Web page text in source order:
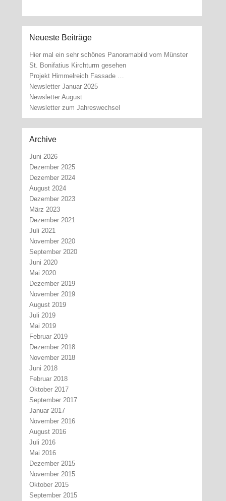
Neueste Beiträge
Hier mal ein sehr schönes Panoramabild vom Münster
St. Bonifatius Kirchturm gesehen
Projekt Himmelreich Fassade …
Newsletter Januar 2025
Newsletter August
Newsletter zum Jahreswechsel
Archive
Juni 2026
Dezember 2025
Dezember 2024
August 2024
Dezember 2023
März 2023
Dezember 2021
Juli 2021
November 2020
September 2020
Juni 2020
Mai 2020
Dezember 2019
November 2019
August 2019
Juli 2019
Mai 2019
Februar 2019
Dezember 2018
November 2018
Juni 2018
Februar 2018
Oktober 2017
September 2017
Januar 2017
November 2016
August 2016
Juli 2016
Mai 2016
Dezember 2015
November 2015
Oktober 2015
September 2015